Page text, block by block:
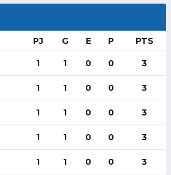
PJ G E P PTS
1 1 0 0 3
1 1 0 0 3
1 1 0 0 3
1 1 0 0 3
1 1 0 0 3